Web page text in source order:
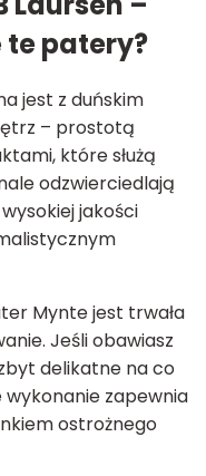
te patery?
jest z duńskim
– prostotą
które służą
odzwierciedlają
jakości
Mynte jest trwała
Jeśli obawiasz
delikatne na co
wykonanie zapewnia
ostrożnego